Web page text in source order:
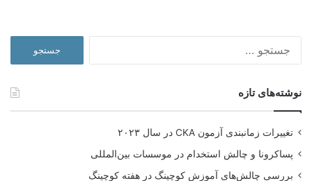
نوشته‌های تازه
تغییرات زمانبندی آزمون CKA در سال ۲۰۲۳
پساکرونا و چالش استخدام در موسسات بین‌المللی
بررسی چالش‌های آموزش کوچینگ در هفته کوچینگ